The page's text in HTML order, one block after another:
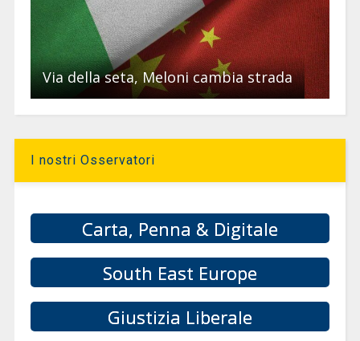
Via della seta, Meloni cambia strada
I nostri Osservatori
Carta, Penna & Digitale
South East Europe
Giustizia Liberale